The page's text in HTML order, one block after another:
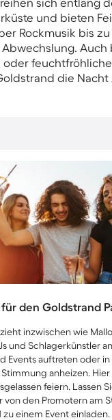
und bieten
Rockmusik bis
Auch
oder
die Nacht
den Goldstrand
inzwischen wie
und Schlagerkünstler
Events auftreten oder
anheizen. Hier
feiern. Lassen
von den Promotern am
einem Event